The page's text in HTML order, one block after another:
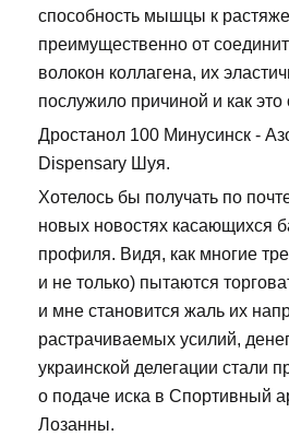
способность мышцы к
преимущественно от
волокон коллагена, их
послужило причиной и как
Дростанол 100 Минусинск -
Dispensary Шуя.
Хотелось бы получать по
новых новостях касающихся
профиля. Видя, как многие
и не только) пытаются
и мне становится жаль их
растрачиваемых усилий,
украинской делегации стали
о подаче иска в Спортивный
Лозанны.